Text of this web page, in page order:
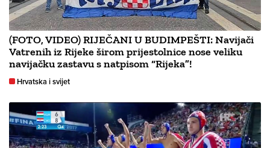
(FOTO, VIDEO) RIJEČANI U BUDIMPEŠTI: Navijači
Vatrenih iz Rijeke širom prijestolnice nose veliku
navijačku zastavu s natpisom “Rijeka”!
Hrvatska i svijet